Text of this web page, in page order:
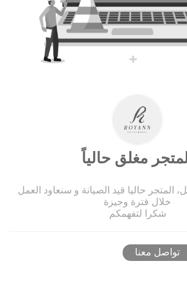
مغلق حالياً
المتجر حاليا قيد الصيانة و سنعاود العمل
خلال فترة وجيزة
شكرا لتفهمكم
تواصل معنا